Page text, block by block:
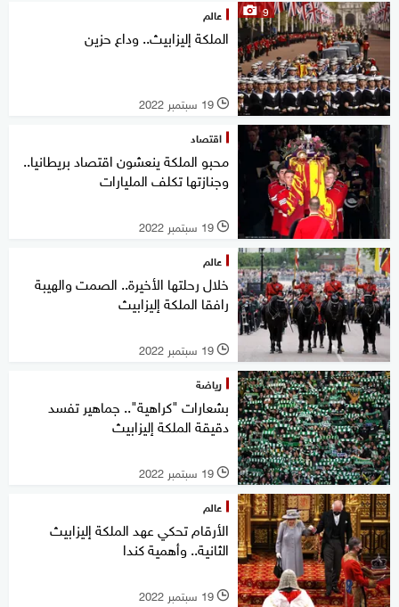
9 عالم
الملكة إليزابيث.. وداع حزين
l 19 سبتمبر 2022
اقتصاد
محبو الملكة ينعشون اقتصاد بريطانيا..
وجنازتها تكلف المليارات
l 19 سبتمبر 2022
عالم
خلال رحلتها الأخيرة.. الصمت والهيبة
رافقا الملكة إليزابيث
l 19 سبتمبر 2022
رياضة
بشعارات "كراهية".. جماهير تفسد
دقيقة الملكة إليزابيث
l 19 سبتمبر 2022
عالم
الأرقام تحكي عهد الملكة إليزابيث
الثانية.. وأهمية كندا
l 19 سبتمبر 2022